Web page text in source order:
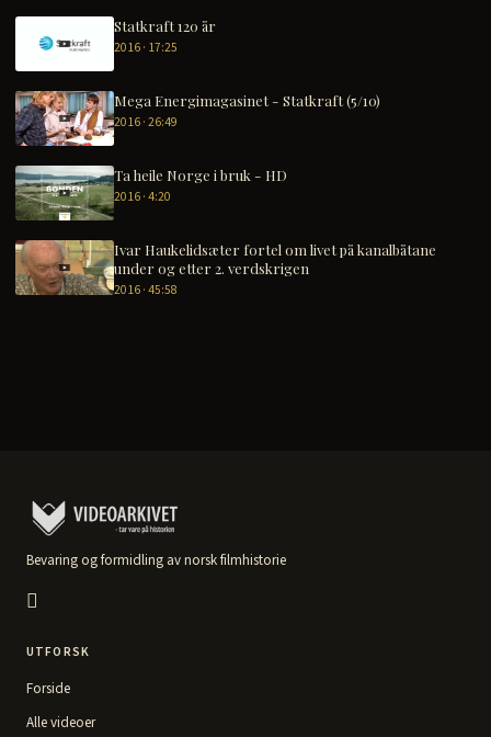
Statkraft 120 år
2016 · 17:25
Mega Energimagasinet - Statkraft (5/10)
2016 · 26:49
Ta heile Norge i bruk - HD
2016 · 4:20
Ivar Haukelidsæter fortel om livet på kanalbåtane
under og etter 2. verdskrigen
2016 · 45:58
Bevaring og formidling av norsk filmhistorie
UTFORSK
Forside
Alle videoer